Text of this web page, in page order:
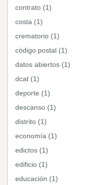
contrato (1)
costa (1)
crematorio (1)
código postal (1)
datos abiertos (1)
dcat (1)
deporte (1)
descanso (1)
distrito (1)
economía (1)
edictos (1)
edificio (1)
educación (1)